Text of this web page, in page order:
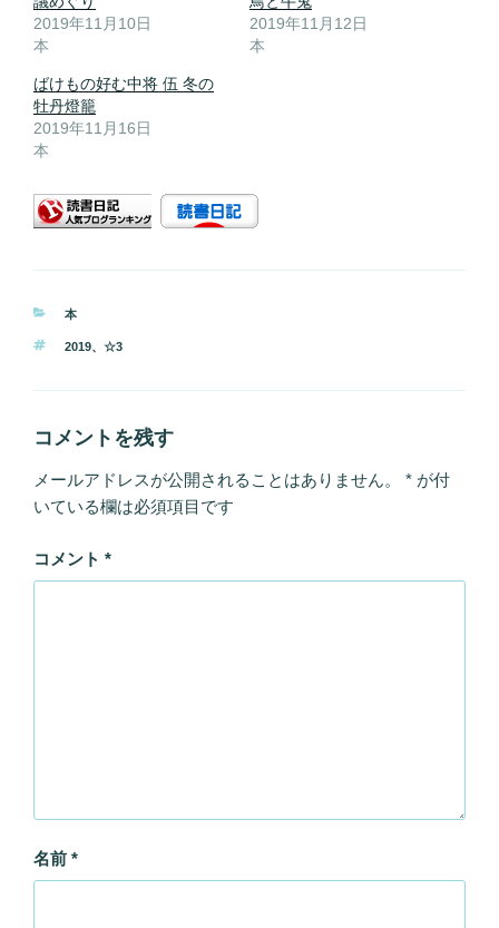
2019年11月10日
本
2019年11月12日
本
ばけもの好む中将 伍 冬の
牡丹燈籠
2019年11月16日
本
カ
ゴ
ー
本
タ
2019、 ☆3
コメントを残す
メールアドレスが公開されることはありません。 * が付
いている欄は必須項目です
コメント *
名前 *